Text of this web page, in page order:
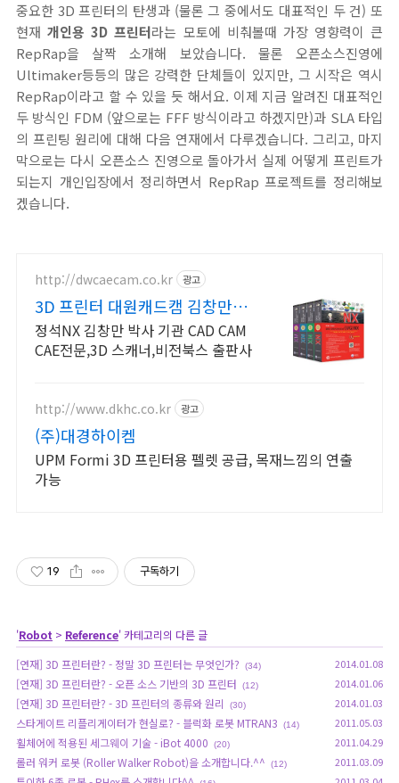
중요한 3D 프린터의 탄생과 (물론 그 중에서도 대표적인 두 건) 또
현재개인용 3D 프린터라는 모토에 비춰볼때 가장 영향력이 큰
RepRap을 살짝 소개해 보았습니다. 물론 오픈소스진영에
Ultimaker등등의 많은 강력한 단체들이 있지만, 그 시작은 역시
RepRap이라고 할 수 있을 듯 해서요. 이제 지금 알려진 대표적인
두 방식인 FDM (앞으로는 FFF 방식이라고 하겠지만)과 SLA 타입
의 프린팅 원리에 대해 다음 연재에서 다루겠습니다. 그리고, 마지
막으로는 다시 오픈소스 진영으로 돌아가서 실제 어떻게 프린트가
되는지 개인입장에서 정리하면서 RepRap 프로젝트를 정리해보
겠습니다.
http://dwcaecam.co.kr 광고
3D 프린터 대원캐드캠 김창만박
사 NX 총4권출판
정석NX 김창만 박사 기관 CAD CAM
CAE전문,3D 스캐너,비전북스 출판사
http://www.dkhc.co.kr 광고
(주)대경하이켐
UPM Formi 3D 프린터용 펠렛 공급, 목재느낌의 연출
가능
19 구독하기
'Robot > Reference' 카테고리의 다른 글
[연재] 3D 프린터란? - 정말 3D 프린터는 무엇인가?
(34) 2014.01.08
[연재] 3D 프린터란? - 오픈 소스 기반의 3D 프린터 (12) 2014.01.06
[연재] 3D 프린터란? - 3D 프린터의 종류와 원리 (30) 2014.01.03
스타게이트 리플리게이터가 현실로? - 블럭화 로봇 MTRAN3 (14) 2011.05.03
휠체어에 적용된 세그웨이 기술 - iBot 4000 (20) 2011.04.29
롤러 워커 로봇 (Roller Walker Robot)을 소개합니다.^^ (12) 2011.03.09